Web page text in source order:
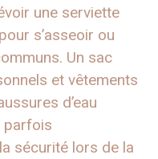
une serviette
s’asseoir ou
Un sac
et vêtements
d’eau
parfois
sécurité lors de la